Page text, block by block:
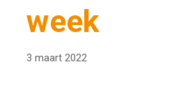
week
3 maart 2022